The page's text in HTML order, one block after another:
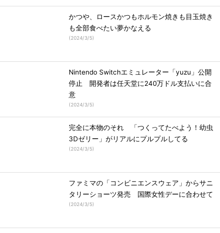
かつや、ロースかつもホルモン焼きも目玉焼き
も全部食べたい夢かなえる
(2024/3/5)
Nintendo Switchエミュレーター「yuzu」公開
停止 開発者は任天堂に240万ドル支払いに合
意
(2024/3/5)
完全に本物のそれ 「つくってたべよう！幼虫
3Dゼリー」がリアルにプルプルしてる
(2024/3/5)
ファミマの「コンビニエンスウェア」からサニ
タリーショーツ発売 国際女性デーに合わせて
(2024/3/5)